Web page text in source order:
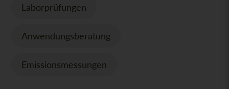
Laborprüfungen
Anwendungsberatung
Emissionsmessungen